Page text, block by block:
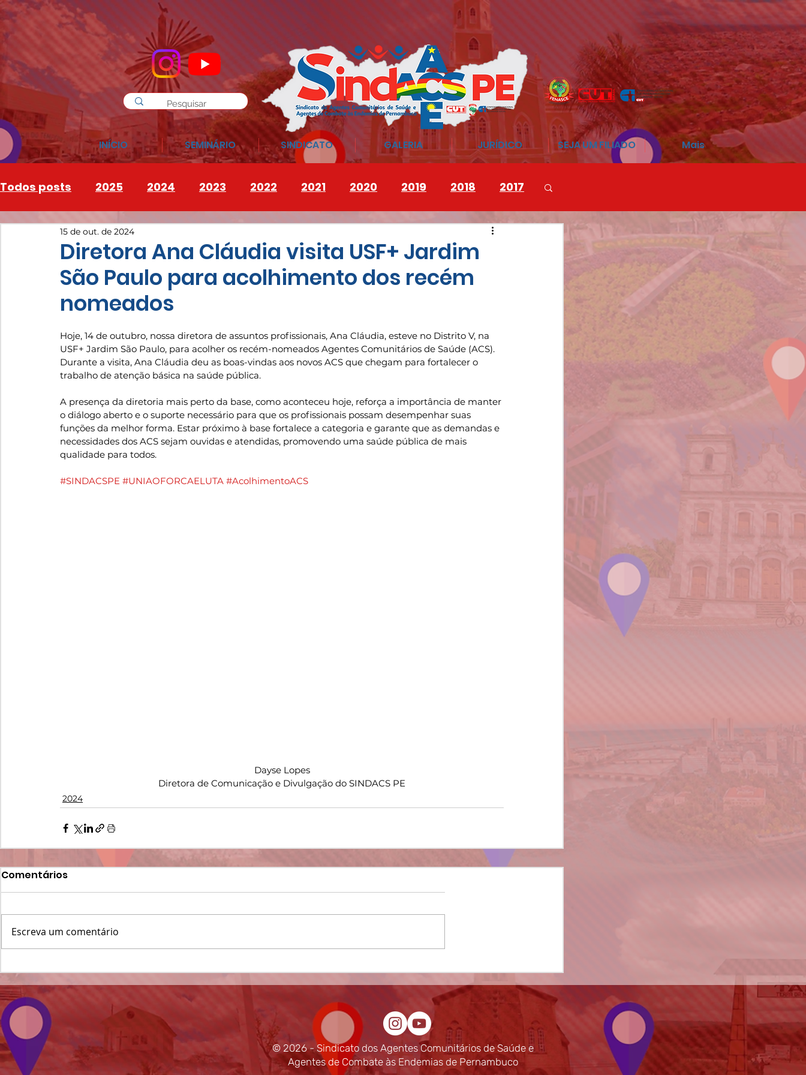
INÍCIO SEMINÁRIO SINDICATO GALERIA JURÍDICO SEJA UM FILIADO Mais
Todos posts 2025 2024 2023 2022 2021 2020 2019 2018 2017
INSTAGRAM 2026
Diretora Ana Cláudia visita USF+ Jardim
São Paulo para acolhimento dos recém
nomeados
15 de out. de 2024
Hoje, 14 de outubro, nossa diretora de assuntos profissionais, Ana Cláudia, esteve no Distrito V, na
USF+ Jardim São Paulo, para acolher os recém-nomeados Agentes Comunitários de Saúde (ACS).
Durante a visita, Ana Cláudia deu as boas-vindas aos novos ACS que chegam para fortalecer o
trabalho de atenção básica na saúde pública.
A presença da diretoria mais perto da base, como aconteceu hoje, reforça a importância de manter
o diálogo aberto e o suporte necessário para que os profissionais possam desempenhar suas
funções da melhor forma. Estar próximo à base fortalece a categoria e garante que as demandas e
necessidades dos ACS sejam ouvidas e atendidas, promovendo uma saúde pública de mais
qualidade para todos.
#SINDACSPE #UNIAOFORCAELUTA #AcolhimentoACS
Dayse Lopes
Diretora de Comunicação e Divulgação do SINDACS PE
2024
Comentários
Escreva um comentário
© 2026 - Sindicato dos Agentes Comunitários de Saúde e
Agentes de Combate às Endemias de Pernambuco